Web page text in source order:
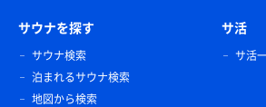
サウナを探す
サウナ検索
泊まれるサウナ検索
地図から検索
サ活
サ活